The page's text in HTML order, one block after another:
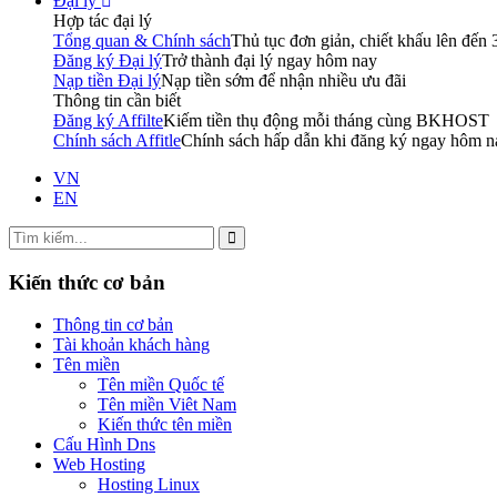
Hợp tác đại lý
Tổng quan & Chính sáchThủ tục đơn giản, chiết khấu lên đến
Đăng ký Đại lýTrở thành đại lý ngay hôm nay
Nạp tiền Đại lýNạp tiền sớm để nhận nhiều ưu đãi
Thông tin cần biết
Đăng ký AffilteKiếm tiền thụ động mỗi tháng cùng BKHOST
Chính sách AffitleChính sách hấp dẫn khi đăng ký ngay hôm
VN
EN
Kiến thức cơ bản
Thông tin cơ bản
Tài khoản khách hàng
Tên miền
Tên miền Quốc tế
Tên miền Viêt Nam
Kiến thức tên miền
Cấu Hình Dns
Web Hosting
Hosting Linux